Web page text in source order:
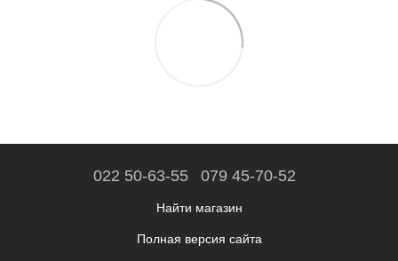
022 50-63-55 079 45-70-52
Найти магазин
Полная версия сайта